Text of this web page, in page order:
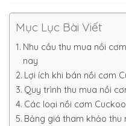
Mục Lục Bài Viết
Nhu cầu thu mua nồi
nay
Lợi ích khi bán nồi cơm
Quy trình thu mua nồi
Các loại nồi cơm
Bảng giá tham khảo thu